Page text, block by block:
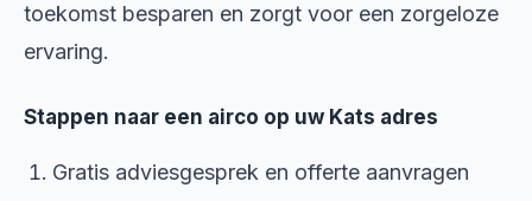
toekomst besparen en zorgt voor een zorgeloze
ervaring.
Stappen naar een airco op uw Kats adres
Gratis adviesgesprek en offerte aanvragen